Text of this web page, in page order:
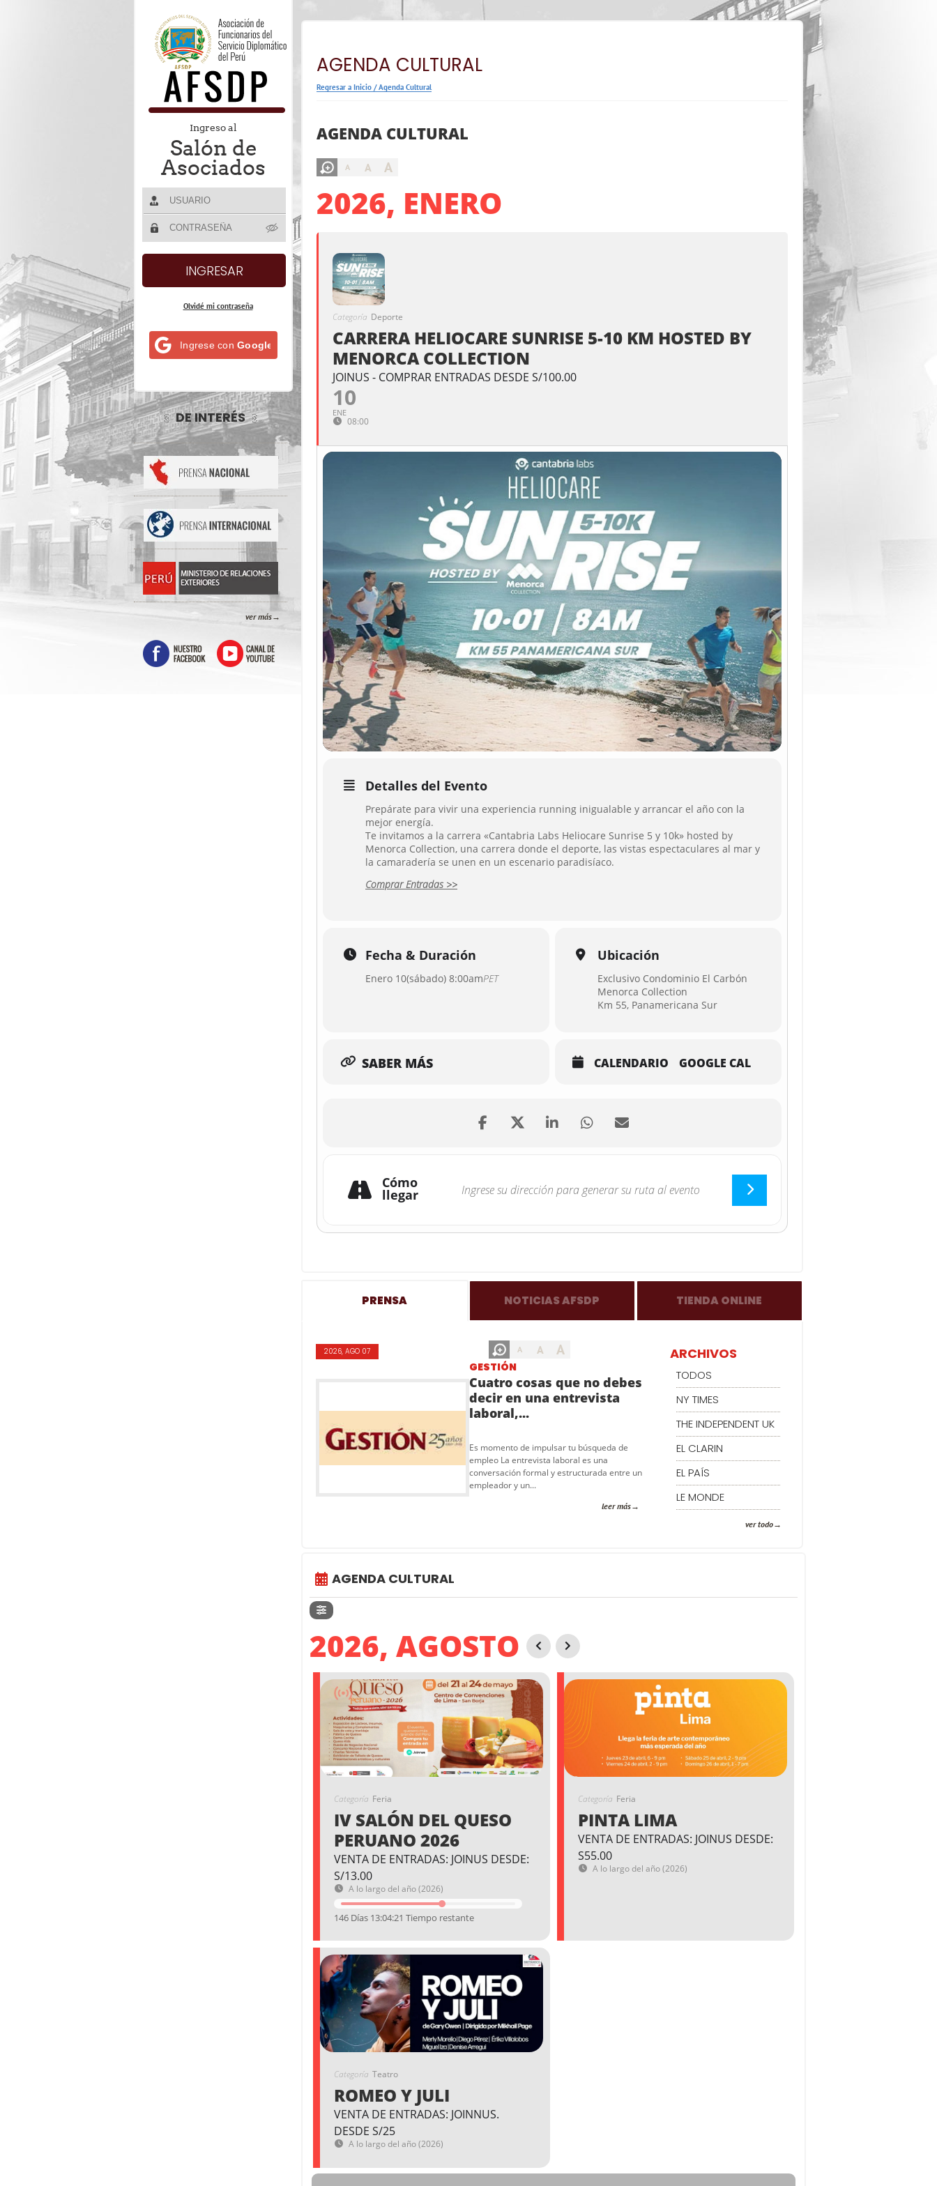
Ingreso al
Salón de
Asociados
Olvidé mi contraseña
Ingrese con Google
DE INTERÉS
ver más
AGENDA CULTURAL
Regresar a Inicio /Agenda Cultural
AGENDA CULTURAL
A A A
2026, ENERO
Categoría Deporte
CARRERA HELIOCARE SUNRISE 5-10 KM HOSTED BY
MENORCA COLLECTION
JOINUS - COMPRAR ENTRADAS DESDE S/100.00
10
ENE
08:00
Detalles del Evento
Prepárate para vivir una experiencia running inigualable y arrancar el año con la
mejor energía.
Te invitamos a la carrera «Cantabria Labs Heliocare Sunrise 5 y 10k» hosted by
Menorca Collection, una carrera donde el deporte, las vistas espectaculares al mar y
la camaradería se unen en un escenario paradisíaco.
Comprar Entradas >>
Fecha & Duración
Enero 10(sábado) 8:00amPET
Ubicación
Exclusivo Condominio El Carbón
Menorca Collection
Km 55, Panamericana Sur
SABER MÁS CALENDARIO GOOGLE CAL
Cómo
llegar
PRENSA NOTICIAS AFSDP TIENDA ONLINE
A A A
2026, AGO 07
GESTIÓN
Cuatro cosas que no debes
decir en una entrevista
laboral,...
Es momento de impulsar tu búsqueda de
empleo La entrevista laboral es una
conversación formal y estructurada entre un
empleador y un...
leer más
ARCHIVOS
TODOS
NY TIMES
THE INDEPENDENT UK
EL CLARIN
EL PAÍS
LE MONDE
ver todo
AGENDA CULTURAL
2026, AGOSTO
Categoría Feria
IV SALÓN DEL QUESO
PERUANO 2026
VENTA DE ENTRADAS: JOINUS DESDE:
S/13.00
A lo largo del año (2026)
146 Días 13:04:21 Tiempo restante
Categoría Feria
PINTA LIMA
VENTA DE ENTRADAS: JOINUS DESDE:
S55.00
A lo largo del año (2026)
Categoría Teatro
ROMEO Y JULI
VENTA DE ENTRADAS: JOINNUS.
DESDE S/25
A lo largo del año (2026)